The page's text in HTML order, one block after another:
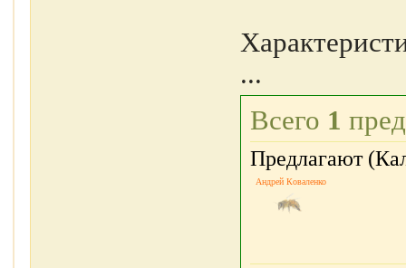
...
Всего 1
Предлагают
Андрей Коваленко